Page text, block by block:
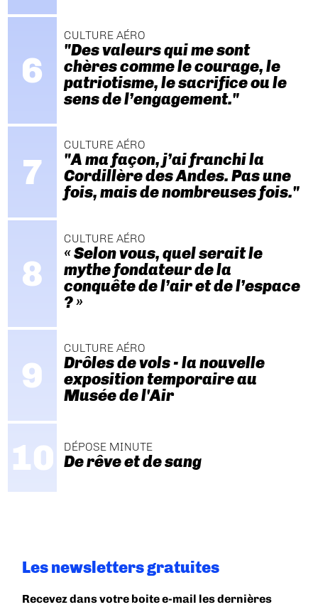
CULTURE AÉRO
"Des valeurs qui me sont
chères comme le courage, le
patriotisme, le sacrifice ou le
sens de l’engagement."
CULTURE AÉRO
"A ma façon, j’ai franchi la
Cordillère des Andes. Pas une
fois, mais de nombreuses fois."
CULTURE AÉRO
« Selon vous, quel serait le
mythe fondateur de la
conquête de l’air et de l’espace
? »
CULTURE AÉRO
Drôles de vols - la nouvelle
exposition temporaire au
Musée de l'Air
DÉPOSE MINUTE
De rêve et de sang
Les newsletters gratuites
Recevez dans votre boite e-mail les dernières